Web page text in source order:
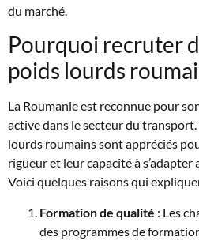
du marché.
Pourquoi recruter
poids lourds
La Roumanie est reconnue pour
active dans le secteur du
lourds roumains sont appréciés
rigueur et leur capacité à
Voici quelques raisons qui
Formation de qualité : Les
des programmes de